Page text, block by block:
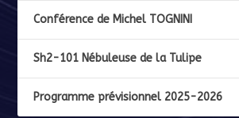
Conférence de Michel TOGNINI
Sh2-101 Nébuleuse de la Tulipe
Programme prévisionnel 2025-2026